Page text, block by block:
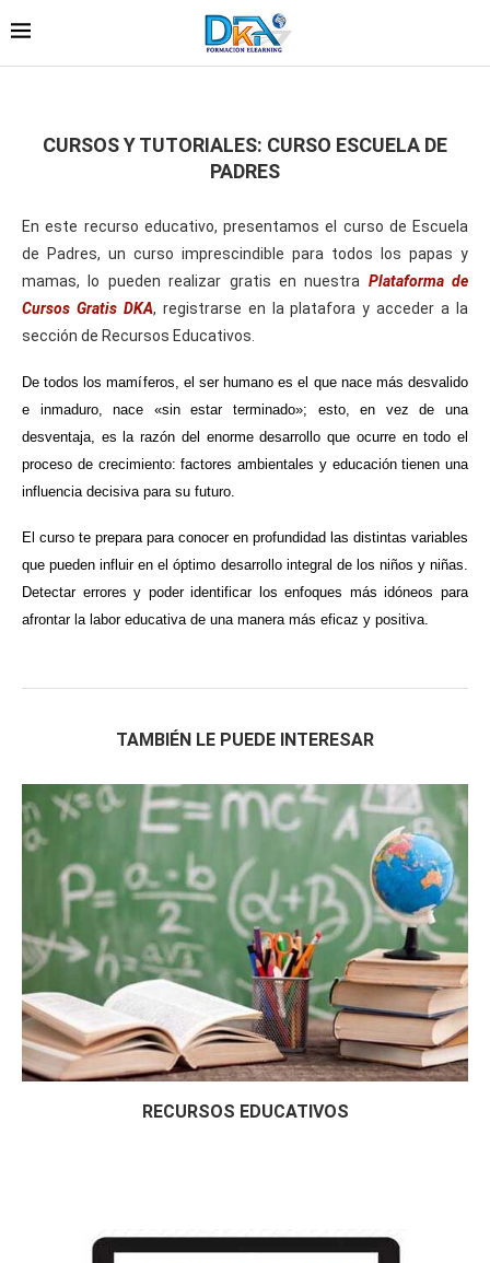
CURSOS Y TUTORIALES: CURSO ESCUELA DE
PADRES
En este recurso educativo, presentamos el curso de Escuela
de Padres, un curso imprescindible para todos los papas y
mamas, lo pueden realizar gratis en nuestra Plataforma de
Cursos Gratis DKA, registrarse en la platafora y acceder a la
sección de Recursos Educativos.
De todos los mamíferos, el ser humano es el que nace más desvalido
e inmaduro, nace «sin estar terminado»; esto, en vez de una
desventaja, es la razón del enorme desarrollo que ocurre en todo el
proceso de crecimiento: factores ambientales y educación tienen una
influencia decisiva para su futuro.
El curso te prepara para conocer en profundidad las distintas variables
que pueden influir en el óptimo desarrollo integral de los niños y niñas.
Detectar errores y poder identificar los enfoques más idóneos para
afrontar la labor educativa de una manera más eficaz y positiva.
TAMBIÉN LE PUEDE INTERESAR
RECURSOS EDUCATIVOS